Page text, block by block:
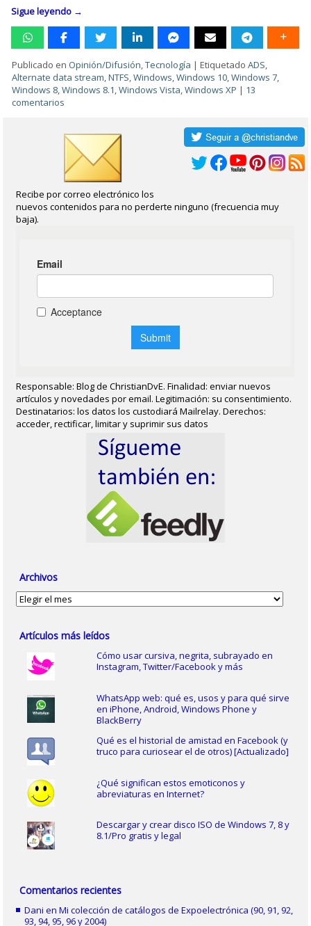
Sigue leyendo →
Publicado en Opinión/Difusión,Tecnología |Etiquetado ADS,
Alternate data stream,NTFS,Windows,Windows 10,Windows 7,
Windows 8,Windows 8.1,Windows Vista,Windows XP | 13
comentarios
Recibe por correo electrónico los
nuevos contenidos para no perderte ninguno (frecuencia muy
baja).
Responsable: Blog de ChristianDvE. Finalidad: enviar nuevos
artículos y novedades por email. Legitimación: su consentimiento.
Destinatarios: los datos los custodiará Mailrelay. Derechos:
acceder, rectificar, limitar y suprimir sus datos
Archivos
Archivos
Artículos más leídos
Cómo usar cursiva, negrita, subrayado en
Instagram, Twitter/Facebook y más
WhatsApp web: qué es, usos y para qué sirve
en iPhone, Android, Windows Phone y
BlackBerry
Qué es el historial de amistad en Facebook (y
truco para curiosear el de otros) [Actualizado]
¿Qué significan estos emoticonos y
abreviaturas en Internet?
Descargar y crear disco ISO de Windows 7, 8 y
8.1/Pro gratis y legal
Comentarios recientes
Dani enMi colección de catálogos de Expoelectrónica (90, 91, 92,
93, 94, 95, 96 y 2004)